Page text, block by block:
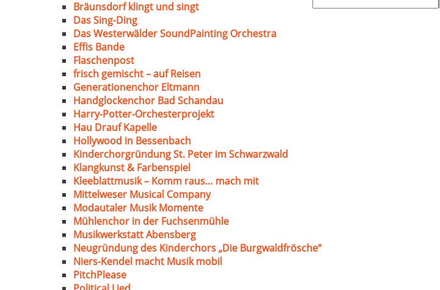
nach:
Bräunsdorf klingt und singt
Das Sing-Ding
Das Westerwälder SoundPainting Orchestra
Effis Bande
Flaschenpost
frisch gemischt – auf Reisen
Generationenchor Eltmann
Handglockenchor Bad Schandau
Harry-Potter-Orchesterprojekt
Hau Drauf Kapelle
Hollywood in Bessenbach
Kinderchorgründung St. Peter im Schwarzwald
Klangkunst & Farbenspiel
Kleeblattmusik – Komm raus… mach mit
Mittelweser Musical Company
Modautaler Musik Momente
Mühlenchor in der Fuchsenmühle
Musikwerkstatt Abensberg
Neugründung des Kinderchors „Die Burgwaldfrösche“
Niers-Kendel macht Musik mobil
PitchPlease